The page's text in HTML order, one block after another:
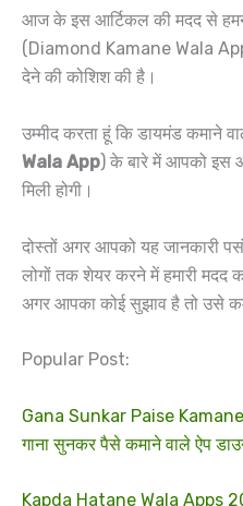
आज के इस आर्टिकल की मदद से
(Diamond Kamane Wala App)
देने की कोशिश की है।
उम्मीद करता हूं कि डायमंड कमाने
Wala App) के बारे में आपको इस
मिली होगी।
दोस्तों अगर आपको यह जानकारी
लोगों तक शेयर करने में हमारी
अगर आपका कोई सुझाव है तो उसे
Popular Post:
Gana Sunkar Paise
गाना सुनकर पैसे कमाने वाले ऐप
Kapda Hatane Wala Apps